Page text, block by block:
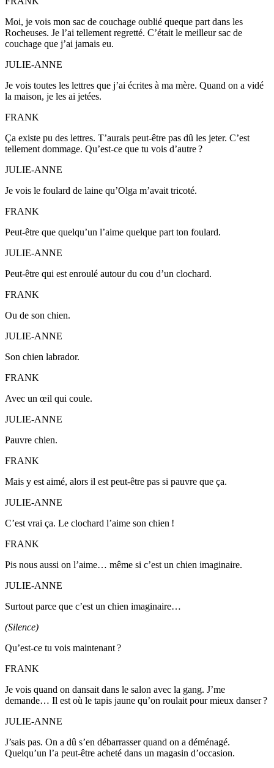
Moi, je vois mon sac de couchage oublié queque part dans les
Rocheuses. Je l’ai tellement regretté. C’était le meilleur sac de
couchage que j’ai jamais eu.
JULIE-ANNE
Je vois toutes les lettres que j’ai écrites à ma mère. Quand on a vidé
la maison, je les ai jetées.
FRANK
Ça existe pu des lettres. T’aurais peut-être pas dû les jeter. C’est
tellement dommage. Qu’est-ce que tu vois d’autre ?
JULIE-ANNE
Je vois le foulard de laine qu’Olga m’avait tricoté.
FRANK
Peut-être que quelqu’un l’aime quelque part ton foulard.
JULIE-ANNE
Peut-être qui est enroulé autour du cou d’un clochard.
FRANK
Ou de son chien.
JULIE-ANNE
Son chien labrador.
FRANK
Avec un œil qui coule.
JULIE-ANNE
Pauvre chien.
FRANK
Mais y est aimé, alors il est peut-être pas si pauvre que ça.
JULIE-ANNE
C’est vrai ça. Le clochard l’aime son chien !
FRANK
Pis nous aussi on l’aime… même si c’est un chien imaginaire.
JULIE-ANNE
Surtout parce que c’est un chien imaginaire…
(Silence)
Qu’est-ce tu vois maintenant ?
FRANK
Je vois quand on dansait dans le salon avec la gang. J’me
demande… Il est où le tapis jaune qu’on roulait pour mieux danser ?
JULIE-ANNE
J’sais pas. On a dû s’en débarrasser quand on a déménagé.
Quelqu’un l’a peut-être acheté dans un magasin d’occasion.